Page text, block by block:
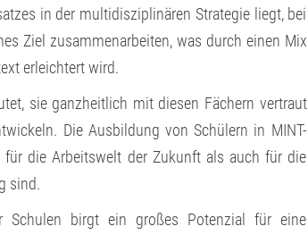
in der multidisziplinären Strategie liegt, bei
Ziel zusammenarbeiten, was durch einen Mix
erleichtert wird.
sie ganzheitlich mit diesen Fächern vertraut
Die Ausbildung von Schülern in MINT-
die Arbeitswelt der Zukunft als auch für die
sind.
Schulen birgt ein großes Potenzial für eine